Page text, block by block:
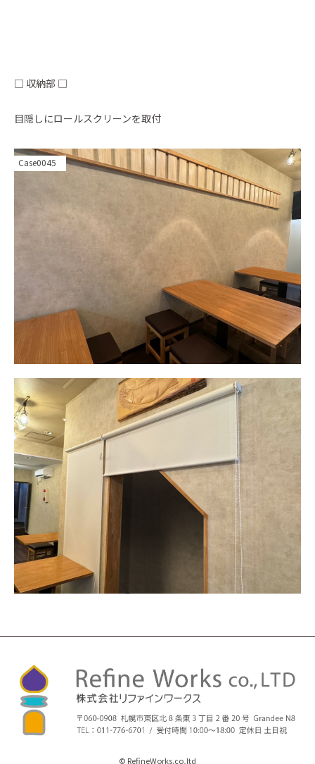
Case0045
□ 収納部 □
目隠しにロールスクリーンを取付
© RefineWorks.co,ltd